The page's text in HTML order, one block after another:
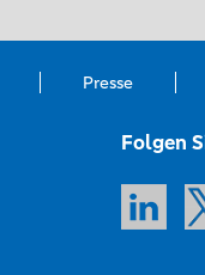
Presse
Folgen